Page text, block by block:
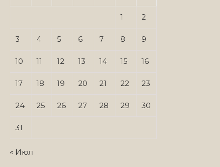
1 2
3 4 5 6 7 8 9
10 11 12 13 14 15 16
17 18 19 20 21 22 23
24 25 26 27 28 29 30
31
« Июл